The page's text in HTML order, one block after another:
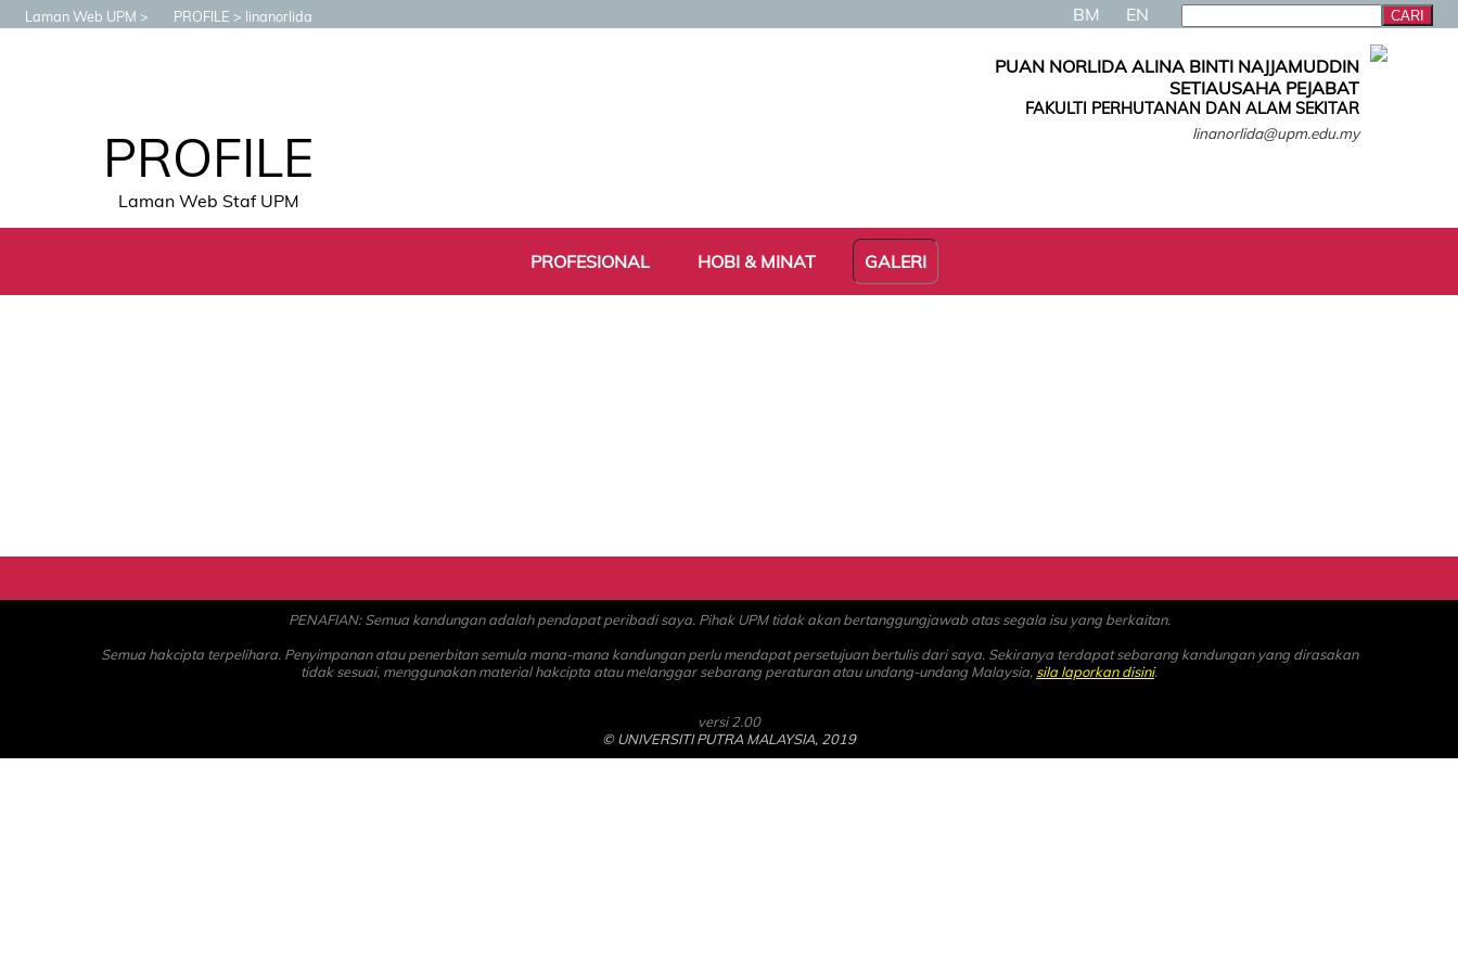
Laman Web UPM PROFILE linanorlida BM EN
PROFILE
Laman Web Staf UPM
PUAN NORLIDA ALINA BINTI NAJJAMUDDIN
SETIAUSAHA PEJABAT
FAKULTI PERHUTANAN DAN ALAM SEKITAR
linanorlida@upm.edu.my
PROFESIONAL HOBI & MINAT GALERI
PENAFIAN: Semua kandungan adalah pendapat peribadi saya. Pihak UPM tidak akan bertanggungjawab atas segala isu yang berkaitan.
Semua hakcipta terpelihara. Penyimpanan atau penerbitan semula mana-mana kandungan perlu mendapat persetujuan bertulis dari saya. Sekiranya terdapat sebarang kandungan yang dirasakan
tidak sesuai, menggunakan material hakcipta atau melanggar sebarang peraturan atau undang-undang Malaysia, sila laporkan disini.
versi 2.00
© UNIVERSITI PUTRA MALAYSIA, 2019